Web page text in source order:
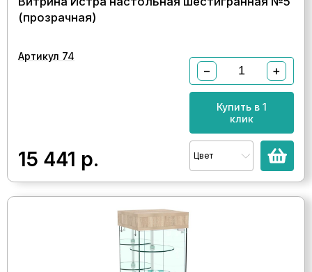
(прозрачная)
Артикул 74
15 441 р.
− +
Купить в 1
клик
Цвет